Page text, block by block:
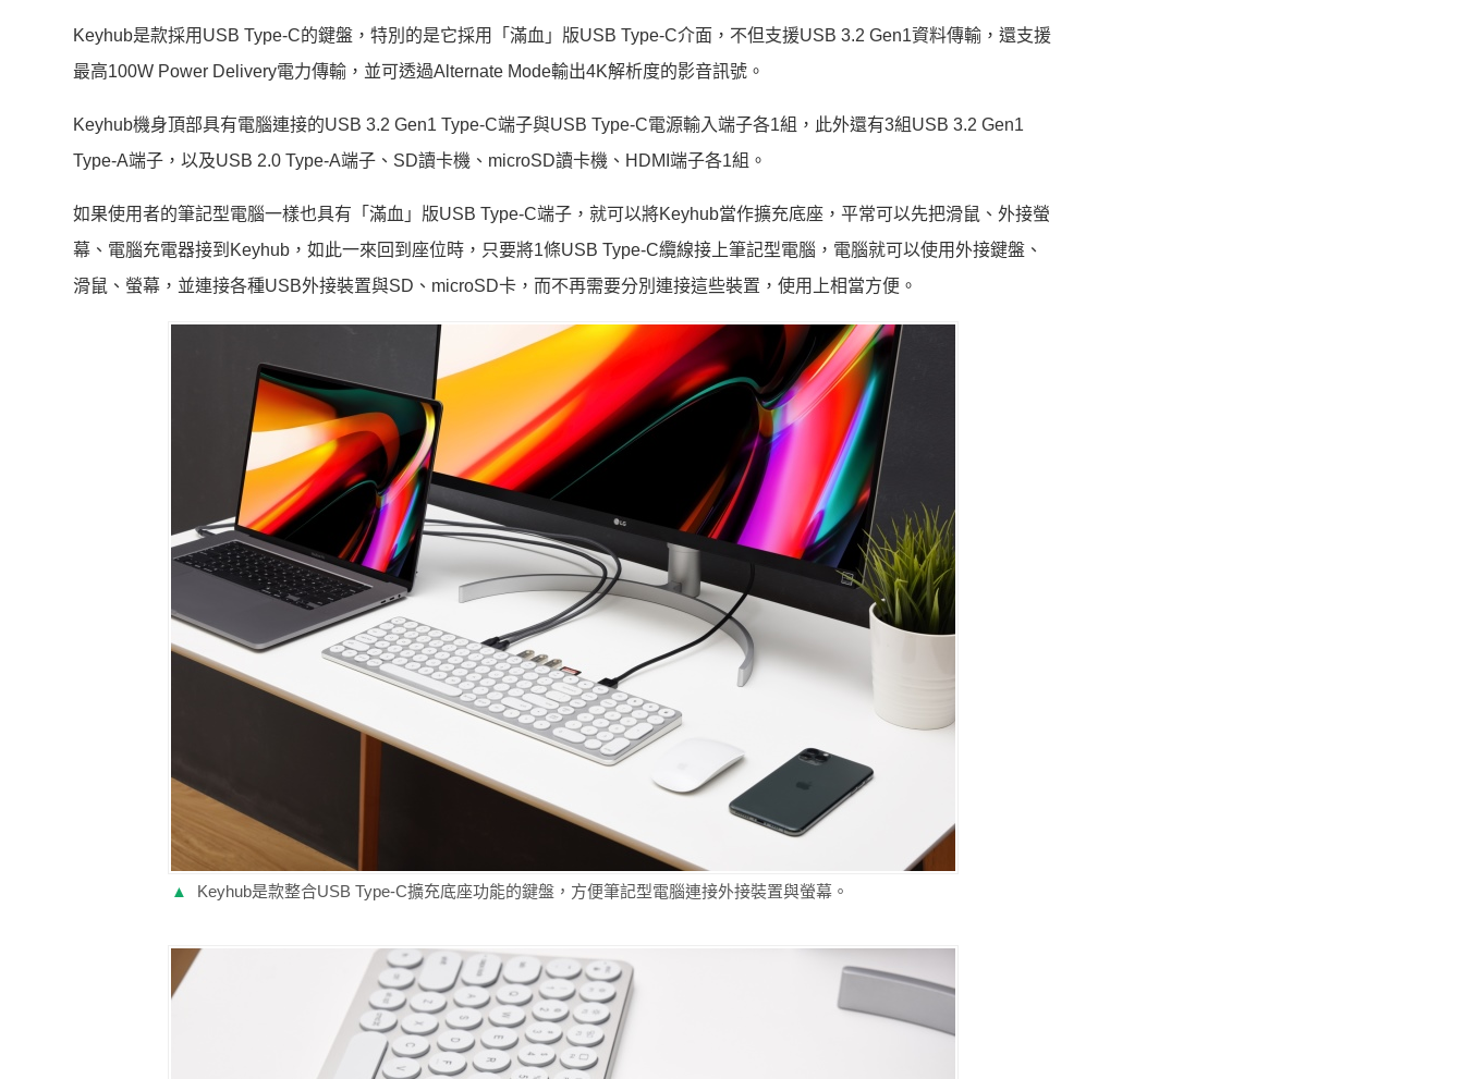
Keyhub是款採用USB Type-C的鍵盤，特別的是它採用「滿血」版USB Type-C介面，不但支援USB 3.2 Gen1資料傳輸，還支援
最高100W Power Delivery電力傳輸，並可透過Alternate Mode輸出4K解析度的影音訊號。
Keyhub機身頂部具有電腦連接的USB 3.2 Gen1 Type-C端子與USB Type-C電源輸入端子各1組，此外還有3組USB 3.2 Gen1
Type-A端子，以及USB 2.0 Type-A端子、SD讀卡機、microSD讀卡機、HDMI端子各1組。
如果使用者的筆記型電腦一樣也具有「滿血」版USB Type-C端子，就可以將Keyhub當作擴充底座，平常可以先把滑鼠、外接螢
幕、電腦充電器接到Keyhub，如此一來回到座位時，只要將1條USB Type-C纜線接上筆記型電腦，電腦就可以使用外接鍵盤、
滑鼠、螢幕，並連接各種USB外接裝置與SD、microSD卡，而不再需要分別連接這些裝置，使用上相當方便。
▲ Keyhub是款整合USB Type-C擴充底座功能的鍵盤，方便筆記型電腦連接外接裝置與螢幕。